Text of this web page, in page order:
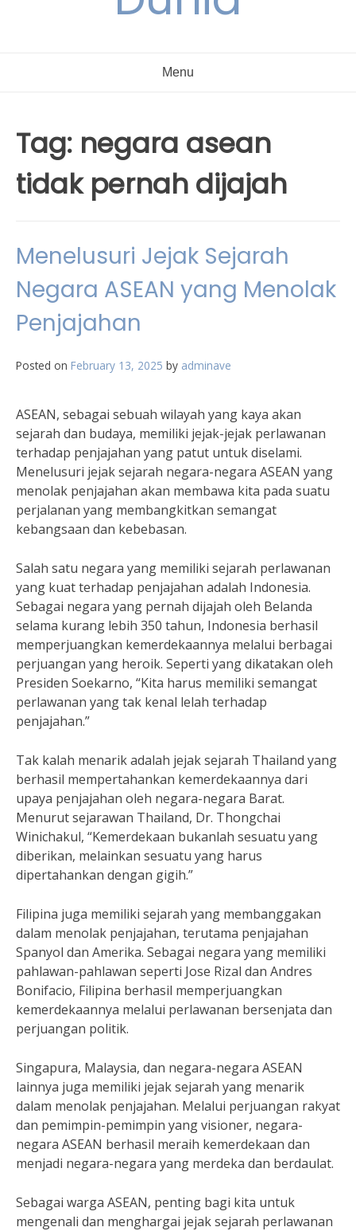
Menu
Tag: negara asean
tidak pernah dijajah
Menelusuri Jejak Sejarah
Negara ASEAN yang Menolak
Penjajahan
Posted on February 13, 2025 by adminave
ASEAN, sebagai sebuah wilayah yang kaya akan
sejarah dan budaya, memiliki jejak-jejak perlawanan
terhadap penjajahan yang patut untuk diselami.
Menelusuri jejak sejarah negara-negara ASEAN yang
menolak penjajahan akan membawa kita pada suatu
perjalanan yang membangkitkan semangat
kebangsaan dan kebebasan.
Salah satu negara yang memiliki sejarah perlawanan
yang kuat terhadap penjajahan adalah Indonesia.
Sebagai negara yang pernah dijajah oleh Belanda
selama kurang lebih 350 tahun, Indonesia berhasil
memperjuangkan kemerdekaannya melalui berbagai
perjuangan yang heroik. Seperti yang dikatakan oleh
Presiden Soekarno, “Kita harus memiliki semangat
perlawanan yang tak kenal lelah terhadap
penjajahan.”
Tak kalah menarik adalah jejak sejarah Thailand yang
berhasil mempertahankan kemerdekaannya dari
upaya penjajahan oleh negara-negara Barat.
Menurut sejarawan Thailand, Dr. Thongchai
Winichakul, “Kemerdekaan bukanlah sesuatu yang
diberikan, melainkan sesuatu yang harus
dipertahankan dengan gigih.”
Filipina juga memiliki sejarah yang membanggakan
dalam menolak penjajahan, terutama penjajahan
Spanyol dan Amerika. Sebagai negara yang memiliki
pahlawan-pahlawan seperti Jose Rizal dan Andres
Bonifacio, Filipina berhasil memperjuangkan
kemerdekaannya melalui perlawanan bersenjata dan
perjuangan politik.
Singapura, Malaysia, dan negara-negara ASEAN
lainnya juga memiliki jejak sejarah yang menarik
dalam menolak penjajahan. Melalui perjuangan rakyat
dan pemimpin-pemimpin yang visioner, negara-
negara ASEAN berhasil meraih kemerdekaan dan
menjadi negara-negara yang merdeka dan berdaulat.
Sebagai warga ASEAN, penting bagi kita untuk
mengenali dan menghargai jejak sejarah perlawanan